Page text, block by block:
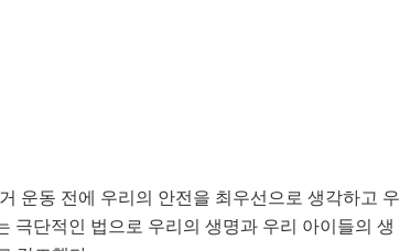
운동 전에 우리의 안전을 최우선으로 생각하고 우
극단적인 법으로 우리의 생명과 우리 아이들의 생